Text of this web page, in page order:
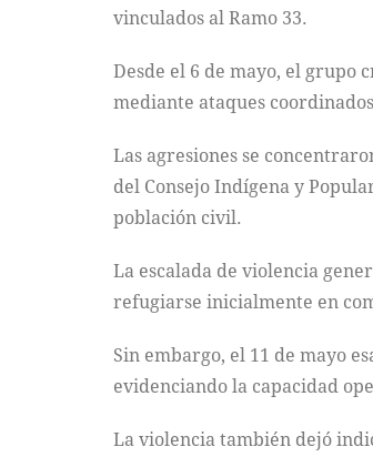
vinculados al Ramo 33.
Desde el 6 de mayo, el
mediante ataques
Las agresiones se
del Consejo Indígena y
población civil.
La escalada de violencia
refugiarse inicialmente en
Sin embargo, el 11 de mayo
evidenciando la capacidad
La violencia también dejó